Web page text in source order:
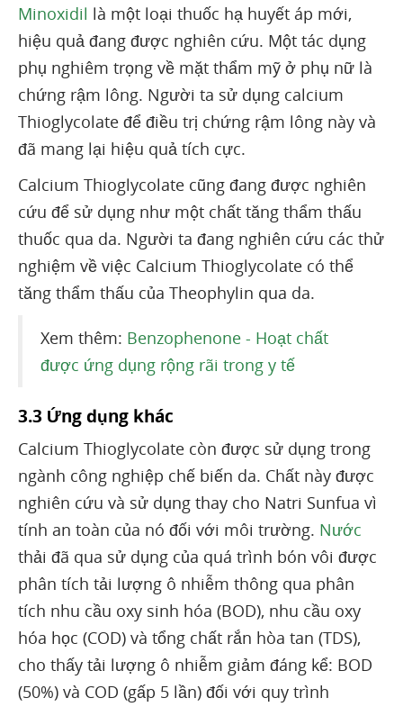
Minoxidil là một loại thuốc hạ huyết áp mới,
hiệu quả đang được nghiên cứu. Một tác dụng
phụ nghiêm trọng về mặt thẩm mỹ ở phụ nữ là
chứng rậm lông. Người ta sử dụng calcium
Thioglycolate để điều trị chứng rậm lông này và
đã mang lại hiệu quả tích cực.
Calcium Thioglycolate cũng đang được nghiên
cứu để sử dụng như một chất tăng thẩm thấu
thuốc qua da. Người ta đang nghiên cứu các thử
nghiệm về việc Calcium Thioglycolate có thể
tăng thẩm thấu của Theophylin qua da.
Xem thêm: Benzophenone - Hoạt chất
được ứng dụng rộng rãi trong y tế
3.3 Ứng dụng khác
Calcium Thioglycolate còn được sử dụng trong
ngành công nghiệp chế biến da. Chất này được
nghiên cứu và sử dụng thay cho Natri Sunfua vì
tính an toàn của nó đối với môi trường. Nước
thải đã qua sử dụng của quá trình bón vôi được
phân tích tải lượng ô nhiễm thông qua phân
tích nhu cầu oxy sinh hóa (BOD), nhu cầu oxy
hóa học (COD) và tổng chất rắn hòa tan (TDS),
cho thấy tải lượng ô nhiễm giảm đáng kể: BOD
(50%) và COD (gấp 5 lần) đối với quy trình